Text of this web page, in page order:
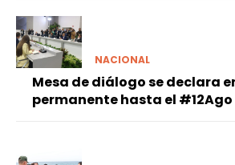
NACIONAL
Mesa de diálogo se declara
permanente hasta el #12Ago